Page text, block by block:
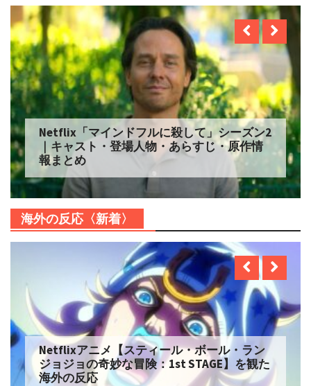
Netflix「マインドフルに殺して」シーズン2
｜キャスト・登場人物・あらすじ・原作情
報まとめ
海外の反応〈新着〉
Netflixアニメ【スティール・ボール・ラン
ジョジョの奇妙な冒険：1st STAGE】を観た
海外の反応